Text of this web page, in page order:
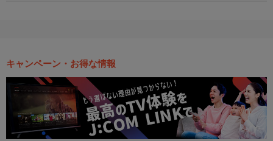
キャンペーン・お得な情報